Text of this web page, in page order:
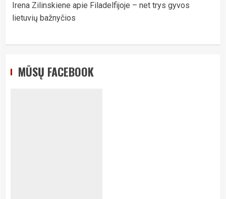
Irena Zilinskiene apie Filadelfijoje – net trys gyvos
lietuvių bažnyčios
MŪSŲ FACEBOOK